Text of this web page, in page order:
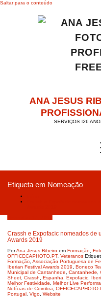
Saltar para o conteúdo
ANA JESUS
SERVIÇOS I26
Etiqueta em Nomeação
Crassh e Expofacic nomeados de
Awards 2019
PorAna Jesus Ribeiro em Formação
OFFICECAPHOTO.PT, Veteranos
Formação Associação Portuguesa de
Iberian Festival Awards 2019
Boneco
Municipal de Cantanhede
Cantanhede
Sheet Crassh Espanha Expofacic
Melhor Festividade
Melhor Live
Notícias de Coimbra
Portugal Vigo Website